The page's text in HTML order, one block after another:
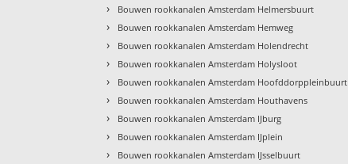
› Bouwen rookkanalen Amsterdam Helmersbuurt
› Bouwen rookkanalen Amsterdam Hemweg
› Bouwen rookkanalen Amsterdam Holendrecht
› Bouwen rookkanalen Amsterdam Holysloot
› Bouwen rookkanalen Amsterdam Hoofddorppleinbuurt
› Bouwen rookkanalen Amsterdam Houthavens
› Bouwen rookkanalen Amsterdam IJburg
› Bouwen rookkanalen Amsterdam IJplein
› Bouwen rookkanalen Amsterdam IJsselbuurt